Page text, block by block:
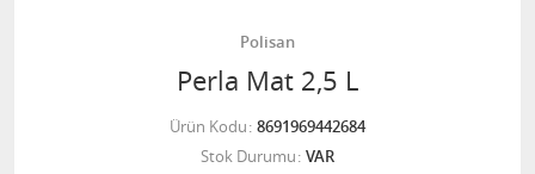
Polisan
Perla Mat 2,5 L
Ürün Kodu 8691969442684
Stok Durumu VAR